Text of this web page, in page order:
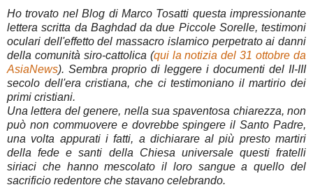
Ho trovato nel Blog di Marco Tosatti questa impressionante
lettera scritta da Baghdad da due Piccole Sorelle, testimoni
oculari dell'effetto del massacro islamico perpetrato ai danni
della comunità siro-cattolica (qui la notizia del 31 ottobre da
AsiaNews). Sembra proprio di leggere i documenti del II-III
secolo dell'era cristiana, che ci testimoniano il martirio dei
primi cristiani.
Una lettera del genere, nella sua spaventosa chiarezza, non
può non commuovere e dovrebbe spingere il Santo Padre,
una volta appurati i fatti, a dichiarare al più presto martiri
della fede e santi della Chiesa universale questi fratelli
siriaci che hanno mescolato il loro sangue a quello del
sacrificio redentore che stavano celebrando.